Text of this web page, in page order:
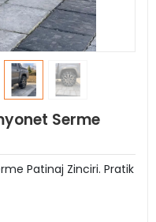
Serme
Patinaj Zinciri. Pratik